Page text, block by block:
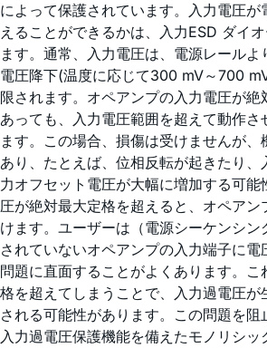
によって保護されています。入力電圧が
えることができるかは、入力ESD ダイ
ます。通常、入力電圧は、電源レール
電圧降下(温度に応じて300 mV～700
限されます。オペアンプの入力電圧が絶
あっても、入力電圧範囲を超えて動作さ
ます。この場合、損傷は受けませんが
あり、たとえば、位相反転が起きたり、
力オフセット電圧が大幅に増加する可
圧が絶対最大定格を超えると、オペアン
けます。ユーザーは（電源シーケンシ
されていないオペアンプの入力端子に電
問題に直面することがよくあります。こ
格を超えてしまうことで、入力過電圧が
される可能性があります。この問題を阻
入力過電圧保護機能を備えたモノリシッ